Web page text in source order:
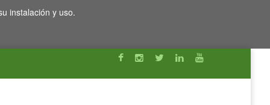
instalación y uso.